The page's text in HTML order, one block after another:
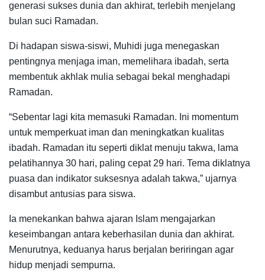
generasi sukses dunia dan akhirat, terlebih menjelang
bulan suci Ramadan.
Di hadapan siswa-siswi, Muhidi juga menegaskan
pentingnya menjaga iman, memelihara ibadah, serta
membentuk akhlak mulia sebagai bekal menghadapi
Ramadan.
“Sebentar lagi kita memasuki Ramadan. Ini momentum
untuk memperkuat iman dan meningkatkan kualitas
ibadah. Ramadan itu seperti diklat menuju takwa, lama
pelatihannya 30 hari, paling cepat 29 hari. Tema diklatnya
puasa dan indikator suksesnya adalah takwa,” ujarnya
disambut antusias para siswa.
Ia menekankan bahwa ajaran Islam mengajarkan
keseimbangan antara keberhasilan dunia dan akhirat.
Menurutnya, keduanya harus berjalan beriringan agar
hidup menjadi sempurna.